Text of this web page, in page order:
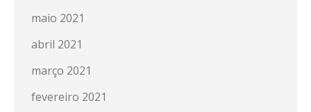
maio 2021
abril 2021
março 2021
fevereiro 2021